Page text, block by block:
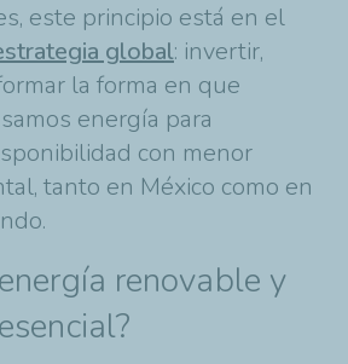
este principio está en el
global: invertir,
la forma en que
energía para
con menor
tanto en México como en
renovable y